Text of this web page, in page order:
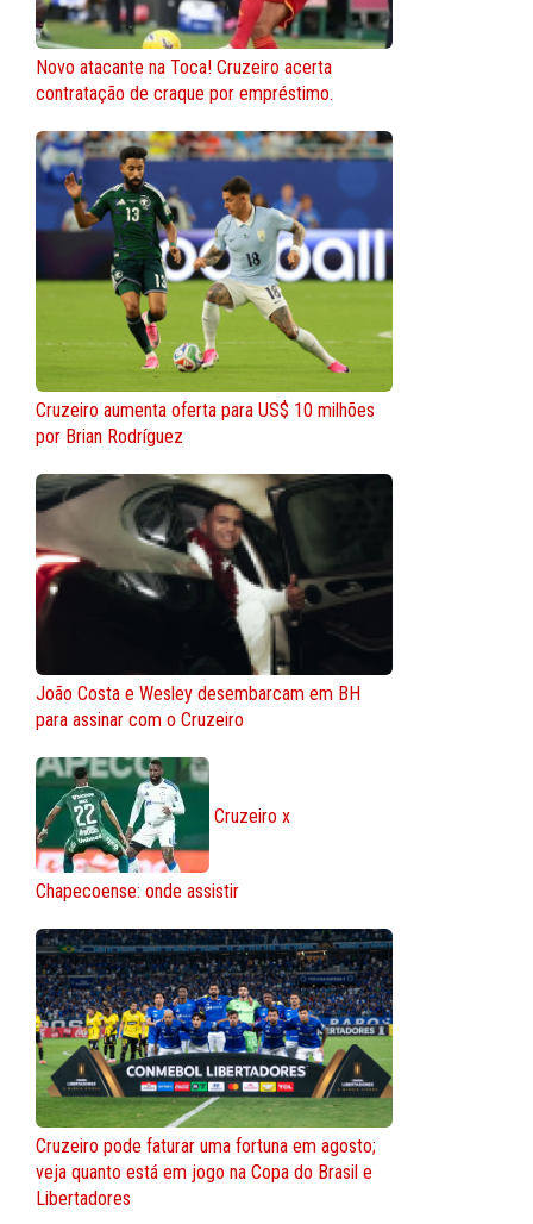
Novo atacante na Toca! Cruzeiro acerta
contratação de craque por empréstimo.
Cruzeiro aumenta oferta para US$ 10 milhões
por Brian Rodríguez
João Costa e Wesley desembarcam em BH
para assinar com o Cruzeiro
Cruzeiro x
Chapecoense: onde assistir
Cruzeiro pode faturar uma fortuna em agosto;
veja quanto está em jogo na Copa do Brasil e
Libertadores